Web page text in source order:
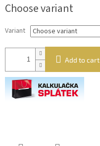
price:
Choose variant
Variant
Add to cart